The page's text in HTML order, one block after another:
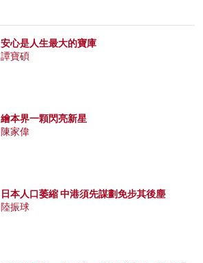
安心是人生最大的寶庫
譚寶碩
繪本界一顆閃亮新星
陳家偉
日本人口萎縮 中港須先謀劃免步其後塵
陸振球